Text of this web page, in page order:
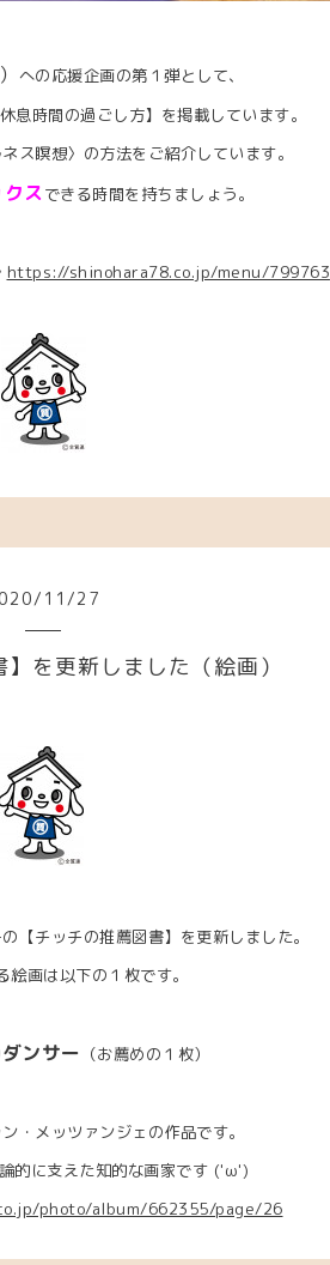
への応援企画の第１弾として、
息時間の過ごし方】を掲載しています。
ス瞑想〉の方法をご紹介しています。
スできる時間を持ちましょう。
https://shinohara78.co.jp/menu/799763
/ 11 /27
】を更新しました（絵画）
【チッチの推薦図書】を更新しました。
絵画は以下の１枚です。
ンサー （お薦めの１枚）
・メッツァンジェ の作品です。
的に支えた知的な画家です ('ω')
photo/album/662355/page/26